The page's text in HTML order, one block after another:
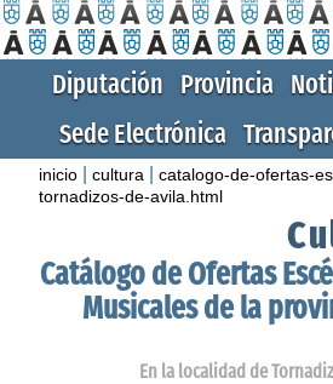
Diputación Provincia
Sede Electrónica
inicio |cultura |catalogo-de-ofertas-
tornadizos-de-avila.html
Catálogo de Ofertas
Musicales de la
En la localidad de